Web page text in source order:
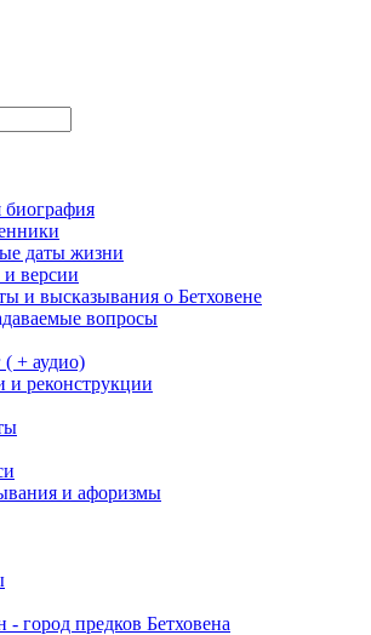
биография
даты жизни
и версии
и высказывания о Бетховене
вопросы
( + аудио)
и реконструкции
и афоризмы
- город предков Бетховена